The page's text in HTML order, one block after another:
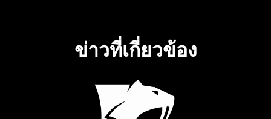
ข่าวที่เกี่ยวข้อง